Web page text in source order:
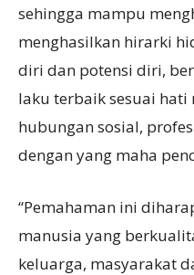
sehingga mampu
menghasilkan hirarki
diri dan potensi diri,
laku terbaik sesuai
hubungan sosial,
dengan yang maha
“Pemahaman ini
manusia yang
keluarga, masyarakat